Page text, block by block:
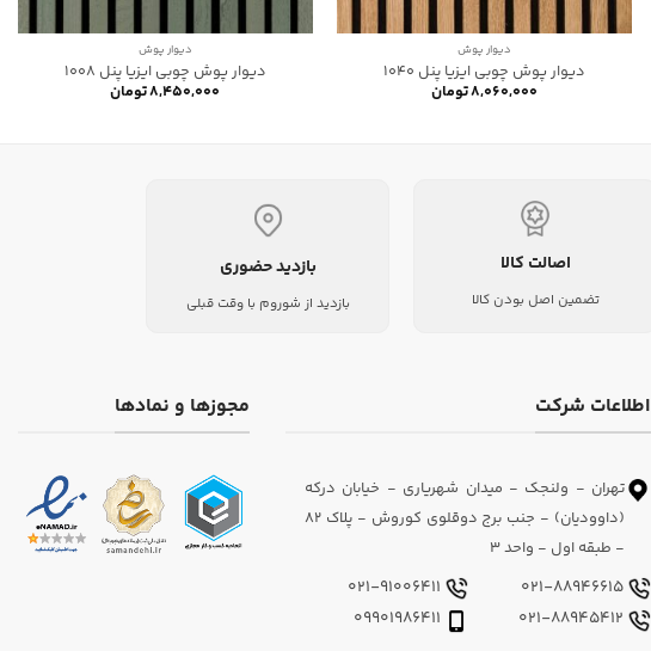
دیوار پوش
دیوار پوش چوبی ایزیا پنل 1040
۸,۰۶۰,۰۰۰تومان
دیوار پوش
دیوار پوش چوبی ایزیا پنل 1008
۸,۴۵۰,۰۰۰تومان
اصالت کالا
تضمین اصل بودن کالا
بازدید حضوری
بازدید از شوروم با وقت قبلی
اطلاعات شرکت
تهران - ولنجک - میدان شهریاری - خیابان درکه
(داوودیان) - جنب برج دوقلوی کوروش - پلاک 82
- طبقه اول - واحد 3
مجوزها و نمادها